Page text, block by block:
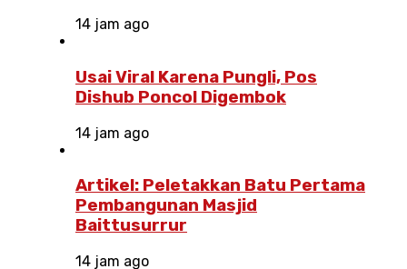
14 jam ago
Usai Viral Karena Pungli, Pos
Dishub Poncol Digembok
14 jam ago
Artikel: Peletakkan Batu Pertama
Pembangunan Masjid
Baittusurrur
14 jam ago